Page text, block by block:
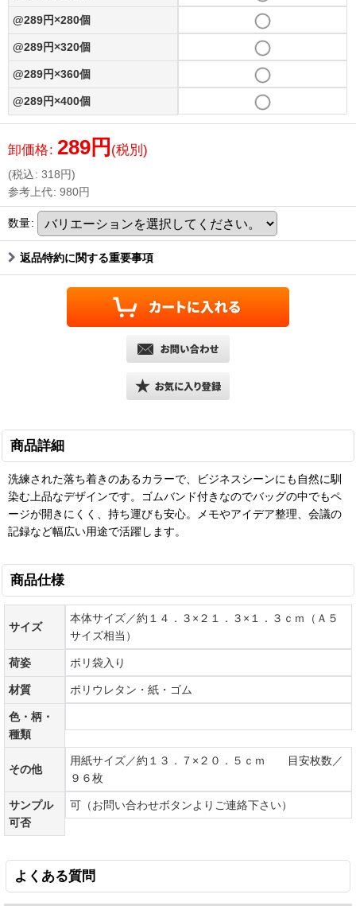
@289円×280個
@289円×320個
@289円×360個
@289円×400個
卸価格: 289円 (税別)
(税込: 318円)
参考上代: 980円
数量:
返品特約に関する重要事項
商品詳細
洗練された落ち着きのあるカラーで、ビジネスシーンにも自然に馴
染む上品なデザインです。ゴムバンド付きなのでバッグの中でもペ
ージが開きにくく、持ち運びも安心。メモやアイデア整理、会議の
記録など幅広い用途で活躍します。
商品仕様
サイズ
本体サイズ／約１４．３×２１．３×１．３ｃｍ（Ａ５
サイズ相当）
荷姿 ポリ袋入り
材質 ポリウレタン・紙・ゴム
色・柄・
種類
その他
用紙サイズ／約１３．７×２０．５ｃｍ 目安枚数／
９６枚
サンプル
可否
可（お問い合わせボタンよりご連絡下さい）
よくある質問